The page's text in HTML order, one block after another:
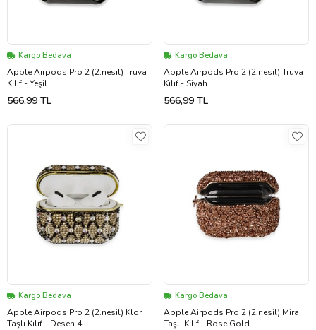
Kargo Bedava
Apple Airpods Pro 2 (2.nesil) Truva
Kılıf - Yeşil
566,99 TL
Kargo Bedava
Apple Airpods Pro 2 (2.nesil) Truva
Kılıf - Siyah
566,99 TL
Kargo Bedava
Apple Airpods Pro 2 (2.nesil) Klor
Taşlı Kılıf - Desen 4
Kargo Bedava
Apple Airpods Pro 2 (2.nesil) Mira
Taşlı Kılıf - Rose Gold